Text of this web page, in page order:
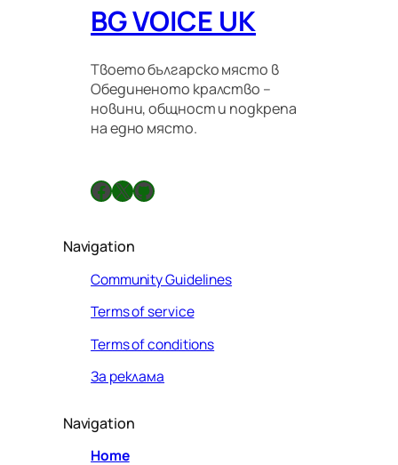
BG VOICE UK
Твоето българско място в
Обединеното кралство –
новини, общност и подкрепа
на едно място.
Facebook X GitHub
Navigation
Community Guidelines
Terms of service
Terms of conditions
За реклама
Navigation
Home